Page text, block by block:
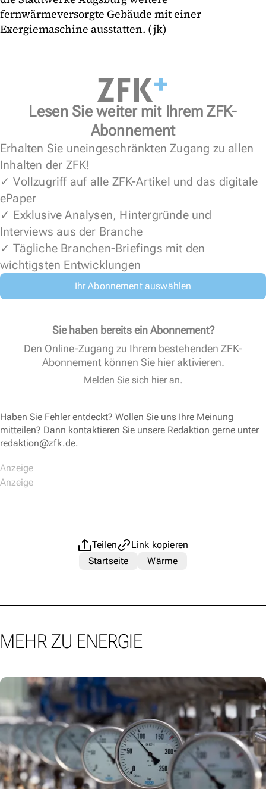
fernwärmeversorgte Gebäude mit einer
Exergiemaschine ausstatten. (jk)
Lesen Sie weiter mit Ihrem ZFK-
Abonnement
Erhalten Sie uneingeschränkten Zugang zu allen
Inhalten der ZFK!
✓ Vollzugriff auf alle ZFK-Artikel und das digitale
ePaper
✓ Exklusive Analysen, Hintergründe und
Interviews aus der Branche
✓ Tägliche Branchen-Briefings mit den
wichtigsten Entwicklungen
Ihr Abonnement auswählen
Sie haben bereits ein Abonnement?
Den Online-Zugang zu Ihrem bestehenden ZFK-
Abonnement können Sie hier aktivieren.
Melden Sie sich hier an.
Haben Sie Fehler entdeckt? Wollen Sie uns Ihre Meinung
mitteilen? Dann kontaktieren Sie unsere Redaktion gerne unter
redaktion@zfk.de.
Teilen
Link kopieren
Startseite
Wärme
MEHR ZU ENERGIE